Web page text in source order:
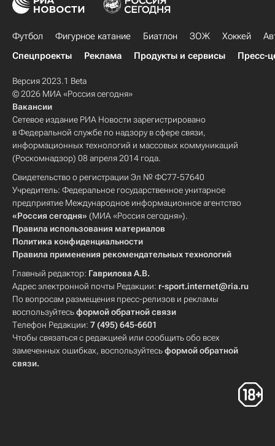
Футбол Фигурное катание Биатлон ЗОЖ Хоккей
Спецпроекты
Реклама Продукты и сервисы Пресс-
Версия 2023.1 Beta
© 2026 МИА «Россия сегодня»
Вакансии
Сетевое издание РИА Новости зарегистрировано
в Федеральной службе по надзору в сфере связи,
информационных технологий и массовых коммуникаций
(Роскомнадзор) 08 апреля 2014 года.
Свидетельство о регистрации Эл № ФС77-57640
Учредитель: Федеральное государственное унитарное
предприятие Международное информационное агентство
«Россия сегодня» (МИА «Россия сегодня»).
Правила использования материалов
Политика конфиденциальности
Правила применения рекомендательных технологий
Главный редактор: Гаврилова А.В.
Адрес электронной почты Редакции: r-sport.internet@ria.ru
По вопросам размещения пресс-релизов и рекламы
воспользуйтесьформой обратной связи
Телефон Редакции: 7 (495) 645-6601
Чтобы связаться с редакцией или сообщить обо всех
замеченных ошибках, воспользуйтесьформой обратной
связи.